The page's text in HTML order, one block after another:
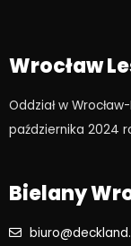
Wrocław
Oddział w
października 2024
Bielany